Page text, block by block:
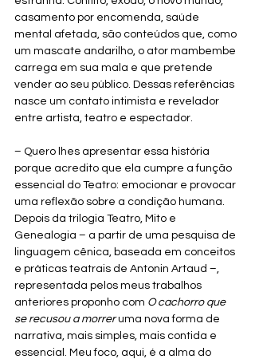
casamento por encomenda, saúde
mental afetada, são conteúdos que, como
um mascate andarilho, o ator mambembe
carrega em sua mala e que pretende
vender ao seu público. Dessas referências
nasce um contato intimista e revelador
entre artista, teatro e espectador.
– Quero lhes apresentar essa história
porque acredito que ela cumpre a função
essencial do Teatro: emocionar e provocar
uma reflexão sobre a condição humana.
Depois da trilogia Teatro, Mito e
Genealogia – a partir de uma pesquisa de
linguagem cênica, baseada em conceitos
e práticas teatrais de Antonin Artaud –,
representada pelos meus trabalhos
anteriores proponho com O cachorro que
se recusou a morrer uma nova forma de
narrativa, mais simples, mais contida e
essencial. Meu foco, aqui, é a alma do